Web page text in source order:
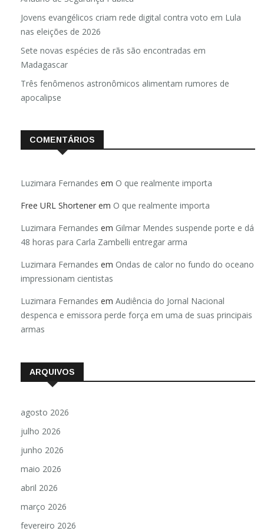
Jovens evangélicos criam rede digital contra voto em Lula
nas eleições de 2026
Sete novas espécies de rãs são encontradas em
Madagascar
Três fenômenos astronômicos alimentam rumores de
apocalipse
COMENTÁRIOS
Luzimara Fernandes em O que realmente importa
Free URL Shortener em O que realmente importa
Luzimara Fernandes em Gilmar Mendes suspende porte e dá
48 horas para Carla Zambelli entregar arma
Luzimara Fernandes em Ondas de calor no fundo do oceano
impressionam cientistas
Luzimara Fernandes em Audiência do Jornal Nacional
despenca e emissora perde força em uma de suas principais
armas
ARQUIVOS
agosto 2026
julho 2026
junho 2026
maio 2026
abril 2026
março 2026
fevereiro 2026